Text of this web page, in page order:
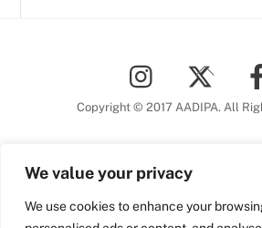
We value your privacy
We use cookies to enhance your
To
Top
Copyright © 2017 AADIPA. All